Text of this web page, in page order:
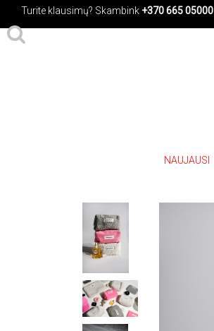
Turite klausimų? Skambink +370 665 05000
NAUJAUSI